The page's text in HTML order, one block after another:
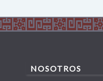
NOSOTROS